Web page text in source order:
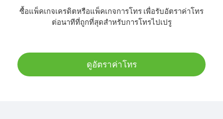
ซื้อแพ็คเกจเครดิตหรือแพ็คเกจการโทร เพื่อรับอัตราค่าโทร
ต่อนาทีที่ถูกที่สุดสำหรับการโทรไปเปรู
ดูอัตราค่าโทร